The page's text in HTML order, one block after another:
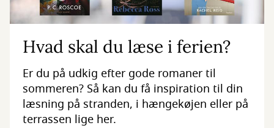
Hvad skal du læse i ferien?
Er du på udkig efter gode romaner til
sommeren? Så kan du få inspiration til din
læsning på stranden, i hængekøjen eller på
terrassen lige her.